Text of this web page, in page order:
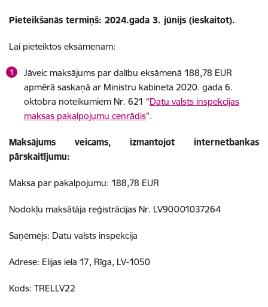
Pieteikšanās termiņš: 2024.gada 3. jūnijs (ieskaitot).
Lai pieteiktos eksāmenam:
Jāveic maksājums par dalību eksāmenā 188,78 EUR
apmērā saskaņā ar Ministru kabineta 2020. gada 6.
oktobra noteikumiem Nr. 621 “Datu valsts inspekcijas
maksas pakalpojumu cenrādis”.
Maksājums veicams, izmantojot internetbankas
pārskaitījumu:
Maksa par pakalpojumu: 188,78 EUR
Nodokļu maksātāja reģistrācijas Nr. LV90001037264
Saņēmējs: Datu valsts inspekcija
Adrese: Elijas iela 17, Rīga, LV-1050
Kods: TRELLV22